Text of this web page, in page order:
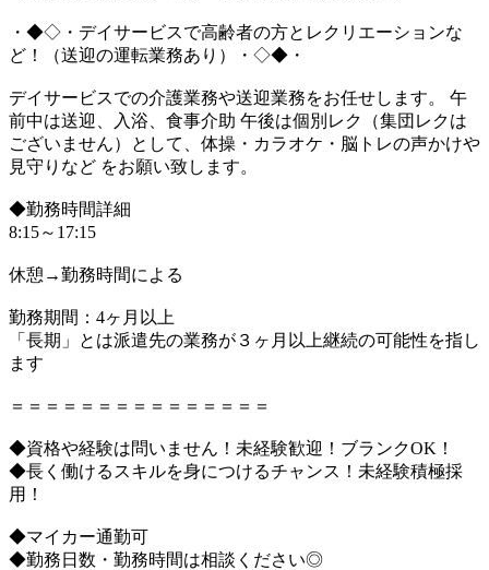
・◆◇・デイサービスで高齢者の方とレクリエーションな
ど！（送迎の運転業務あり）・◇◆・
デイサービスでの介護業務や送迎業務をお任せします。 午
前中は送迎、入浴、食事介助 午後は個別レク（集団レクは
ございません）として、体操・カラオケ・脳トレの声かけや
見守りなど をお願い致します。
◆勤務時間詳細
8:15～17:15
休憩→勤務時間による
勤務期間：4ヶ月以上
「長期」とは派遣先の業務が３ヶ月以上継続の可能性を指し
ます
＝＝＝＝＝＝＝＝＝＝＝＝＝＝＝
◆資格や経験は問いません！未経験歓迎！ブランクOK！
◆長く働けるスキルを身につけるチャンス！未経験積極採
用！
◆マイカー通勤可
◆勤務日数・勤務時間は相談ください◎